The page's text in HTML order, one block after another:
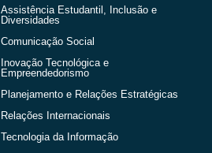
Assistência Estudantil, Inclusão e
Diversidades
Comunicação Social
Inovação Tecnológica e
Empreendedorismo
Planejamento e Relações Estratégicas
Relações Internacionais
Tecnologia da Informação